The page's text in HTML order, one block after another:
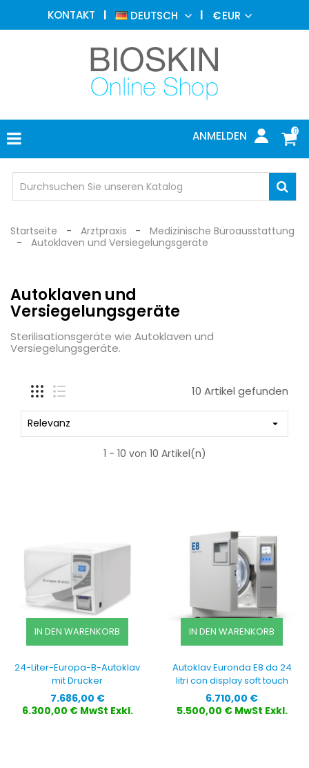
KONTAKT DEUTSCH €EUR
0
ANMELDEN
ÄSTHETISCHE
MEDIZIN
DERMATOLOGIE
PHOTOTHERAPIE
MEDIZINISCH
INDIVIDUEL
SCHUTZ
Startseite Arztpraxis
Medizinische Büroausstattung
Autoklaven und Versiegelungsgeräte
Autoklaven und
Versiegelungsgeräte
Sterilisationsgeräte wie Autoklaven und
Versiegelungsgeräte.
10 Artikel gefunden
Relevanz 
1 - 10 von 10 Artikel(n)
IN DEN WARENKORB
24-Liter-Europa-B-Autoklav
mit Drucker
Preis
7.686,00 €
6.300,00 € MwSt Exkl.
IN DEN WARENKORB
Autoklav Euronda E8 da 24
litri con display soft touch
Preis
6.710,00 €
5.500,00 € MwSt Exkl.